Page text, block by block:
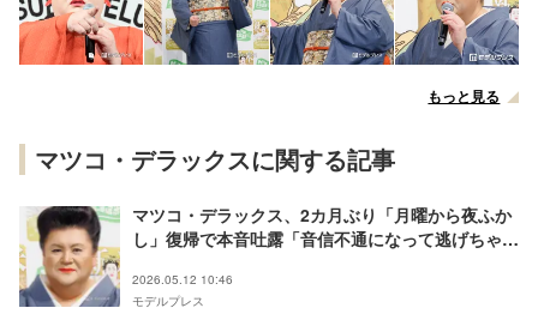
もっと見る
マツコ・デラックスに関する記事
マツコ・デラックス、2カ月ぶり「月曜から夜ふか
し」復帰で本音吐露「音信不通になって逃げちゃっ
2026.05.12 10:46
モデルプレス